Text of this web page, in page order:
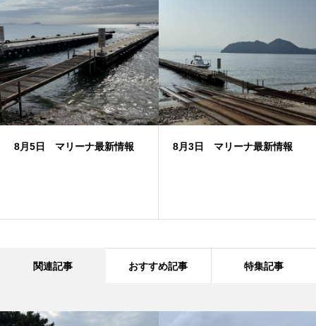
8月5日 マリーナ最新情報 8月3日 マリーナ最新情報
関連記事 おすすめ記事 特集記事